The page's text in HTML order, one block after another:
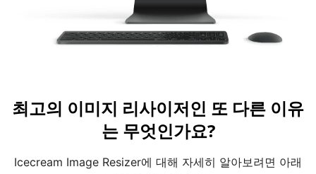
최고의 이미지 리사이저인 또 다른 이유
는 무엇인가요?
Icecream Image Resizer에 대해 자세히 알아보려면 아래